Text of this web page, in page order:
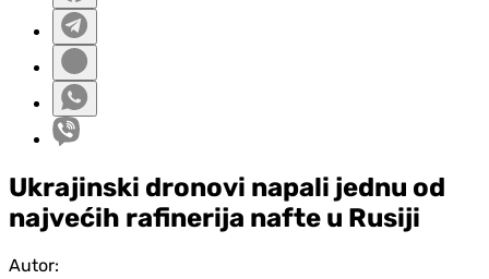
Ukrajinski dronovi napali jednu od
najvećih rafinerija nafte u Rusiji
Autor: